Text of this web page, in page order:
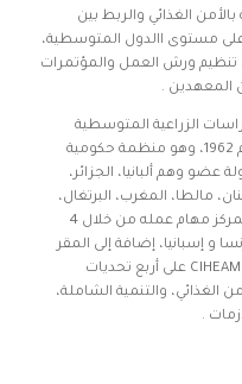
الغذائي والربط بين
على مستوى االدول المتوسطية،
تنظيم ورش العمل والمؤتمرات
المعهدين .
الزراعية المتوسطية
المتقدمة (CIHEAM) تأسس عام 1962، وهو منظمة حكومية
متوسطية تتألف من 13 دولة عضو وهم ألبانيا، الجزائر،
مالطا، المغرب، البرتغال،
إسبانيا، تونس، وتركيا، ويباشر المركز مهام عمله من خلال 4
و إسبانيا، إضافة إلى المقر
الرئيسي في باريس . ويركز عمل CIHEAM على أربع تحديات
الغذائي، والتنمية الشاملة،
.